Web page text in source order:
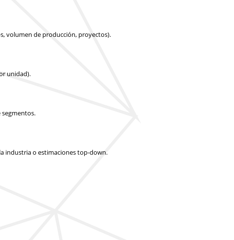
volumen de producción, proyectos).
unidad).
industria o estimaciones top-down.